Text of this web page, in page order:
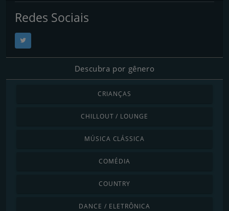
Redes Sociais
Descubra por gênero
CRIANÇAS
CHILLOUT / LOUNGE
MÚSICA CLÁSSICA
COMÉDIA
COUNTRY
DANCE / ELETRÔNICA